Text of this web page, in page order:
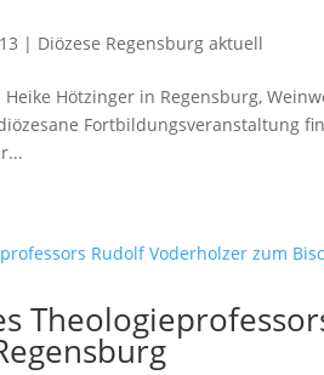
| Diözese Regensburg aktuell
Hötzinger in Regensburg,
Fortbildungsveranstaltung